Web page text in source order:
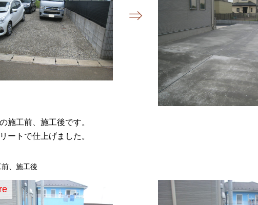
施工前、施工後です。
ートで仕上げました。
、施工後